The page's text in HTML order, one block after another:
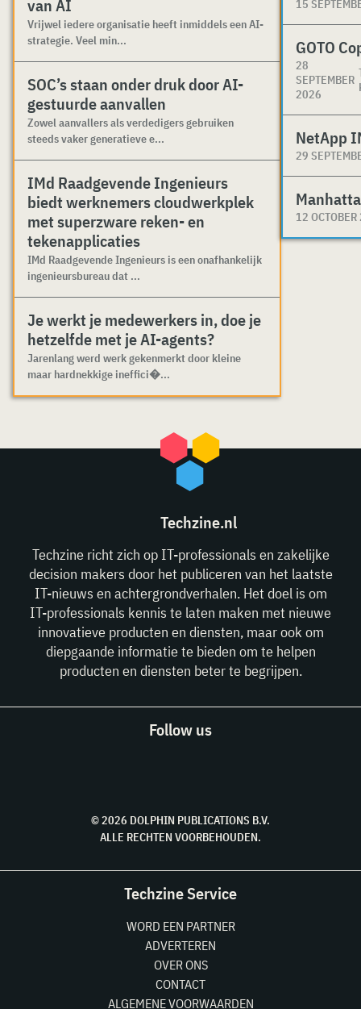
van AI
Vrijwel iedere organisatie heeft inmiddels een AI-
strategie. Veel min...
SOC’s staan onder druk door AI-
gestuurde aanvallen
Zowel aanvallers als verdedigers gebruiken
steeds vaker generatieve e...
IMd Raadgevende Ingenieurs
biedt werknemers cloudwerkplek
met superzware reken- en
tekenapplicaties
IMd Raadgevende Ingenieurs is een onafhankelijk
ingenieursbureau dat ...
Je werkt je medewerkers in, doe je
hetzelfde met je AI-agents?
Jarenlang werd werk gekenmerkt door kleine
maar hardnekkige ineffici�...
15
GOTO
28
SEPTEMBER
2026
NetApp
29
12
Techzine.nl
Techzine richt zich op IT-professionals en zakelijke
decision makers door het publiceren van het laatste
IT-nieuws en achtergrondverhalen. Het doel is om
IT-professionals kennis te laten maken met nieuwe
innovatieve producten en diensten, maar ook om
diepgaande informatie te bieden om te helpen
producten en diensten beter te begrijpen.
Follow us
© 2026 DOLPHIN PUBLICATIONS B.V.
ALLE RECHTEN VOORBEHOUDEN.
Techzine Service
WORD EEN PARTNER
ADVERTEREN
OVER ONS
CONTACT
ALGEMENE VOORWAARDEN